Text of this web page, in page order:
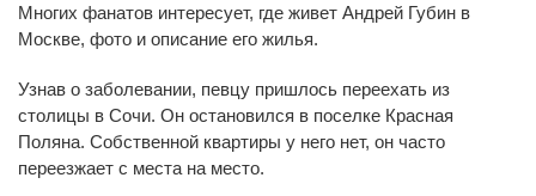
Многих фанатов интересует, где живет Андрей Губин в
Москве, фото и описание его жилья.
Узнав о заболевании, певцу пришлось переехать из
столицы в Сочи. Он остановился в поселке Красная
Поляна. Собственной квартиры у него нет, он часто
переезжает с места на место.